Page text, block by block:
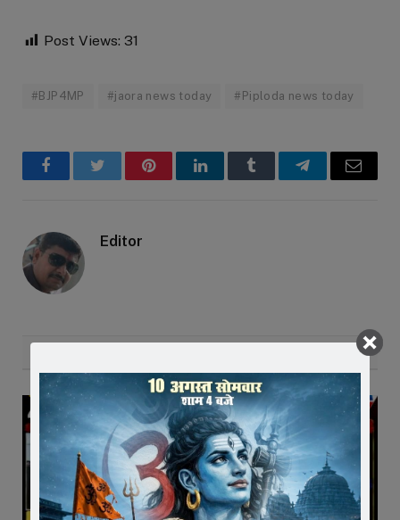
Post Views: 31
#BJP4MP #jaora news today #Piploda news today
FacebookTwitter PinterestLinkedInTumblr TelegramEmail
Editor